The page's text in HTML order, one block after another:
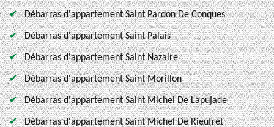
Débarras d'appartement Saint Pardon De Conques
Débarras d'appartement Saint Palais
Débarras d'appartement Saint Nazaire
Débarras d'appartement Saint Morillon
Débarras d'appartement Saint Michel De Lapujade
Débarras d'appartement Saint Michel De Rieufret